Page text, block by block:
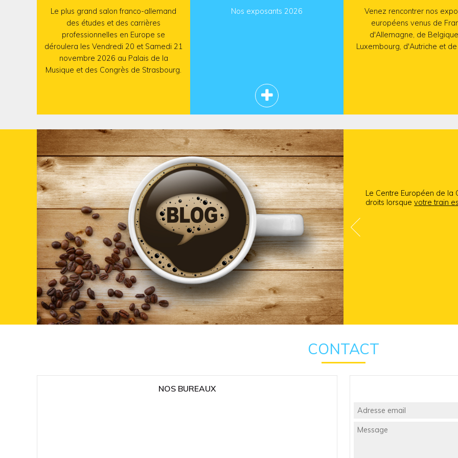
Le plus grand salon franco-allemand
des études et des carrières
professionnelles en Europe se
déroulera les Vendredi 20 et Samedi 21
novembre 2026 au Palais de la
Musique et des Congrès de Strasbourg.
Nos exposants 2026
en
savoir
plus
Venez rencontrer nos
européens venus de
d'Allemagne, de
Luxembourg, d'Autriche et de
Le Centre Européen de la
droits lorsquevotre train
CONTACT
NOS BUREAUX